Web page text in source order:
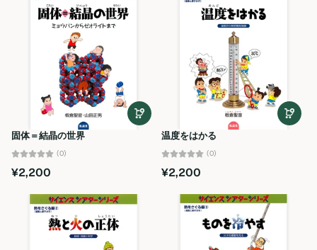
固体＝結晶の世界
(0)
¥2,200
温度をはかる
(0)
¥2,200